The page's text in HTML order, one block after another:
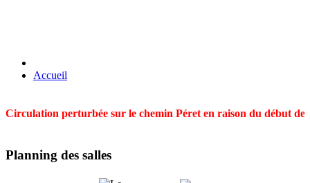
Accueil
Circulation perturbée sur le chemin Péret en raison du début
Planning des salles